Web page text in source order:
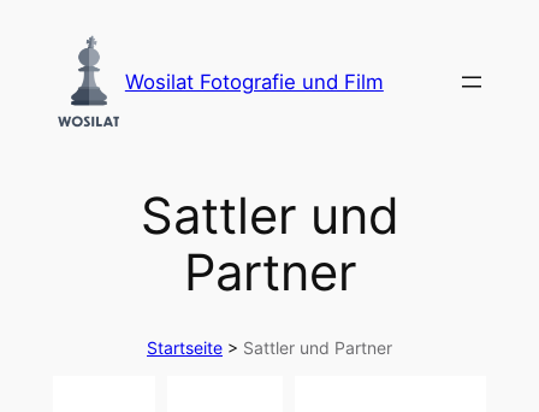
springen
Wosilat Fotografie und Film
Sattler und
Partner
Startseite > Sattler und Partner